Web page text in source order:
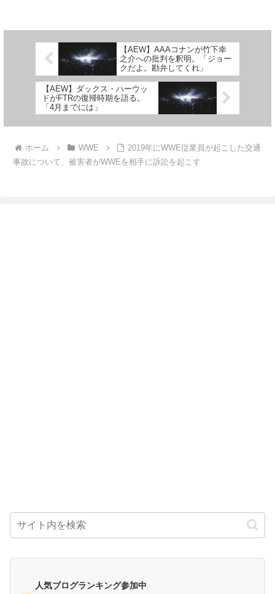
られた彼ですが、Sports...
彼女は本名の「サラヤ」のリ...
【AEW】AAAコナンが竹下幸
之介への批判を釈明。「ジョー
クだよ。勘弁してくれ」
【AEW】ダックス・ハーウッ
ドがFTRの復帰時期を語る。
「4月までには」
ホーム WWE
2019年にWWE従業員が起こした交通
事故について、被害者がWWEを相手に訴訟を起こす
人気ブログランキング参加中